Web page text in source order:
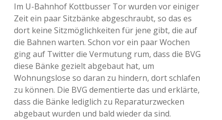
Nur mal so
Täglicher Sinnwahn
Visuelles
Wandnotizen
Adventskalender 2011
Adventskalender 2012
Adventskalender 2013
Adventskalender 2014
Adventskalender 2015
Im U-Bahnhof Kottbusser Tor wurden vor einiger
Zeit ein paar Sitzbänke abgeschraubt, so das es
dort keine Sitzmöglichkeiten für jene gibt, die auf
die Bahnen warten. Schon vor ein paar Wochen
ging auf Twitter die Vermutung rum, dass die BVG
diese Bänke gezielt abgebaut hat, um
Wohnungslose so daran zu hindern, dort schlafen
zu können. Die BVG dementierte das und erklärte,
dass die Bänke lediglich zu Reparaturzwecken
abgebaut wurden und bald wieder da sind.